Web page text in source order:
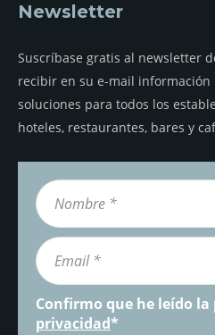
Newsletter
Suscríbase gratis al newsletter
recibir en su e-mail
soluciones para todos los
hoteles, restaurantes, bares y
Confirmo que he leído la
privacidad*